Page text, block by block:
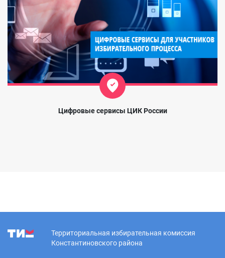
Цифровые сервисы ЦИК России
Территориальная избирательная комиссия
Константиновского района